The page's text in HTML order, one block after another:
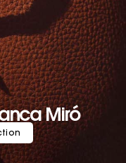
Miró